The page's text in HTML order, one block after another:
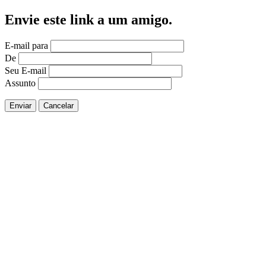
Envie este link a um amigo.
E-mail para
De
Seu E-mail
Assunto
Enviar Cancelar